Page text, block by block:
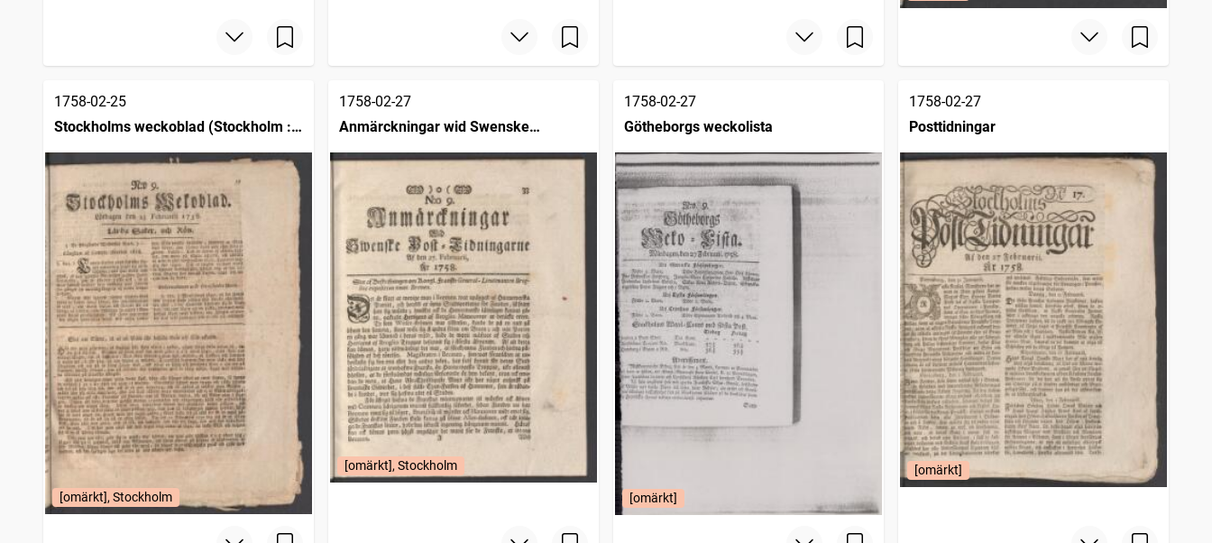
1758-02-25
Stockholms weckoblad (Stockholm :
1745)
[omärkt], Stockholm
1758-02-27
Anmärckningar wid Swenske
posttidningarne
[omärkt], Stockholm
1758-02-27
Götheborgs weckolista
[omärkt]
1758-02-27
Posttidningar
[omärkt]